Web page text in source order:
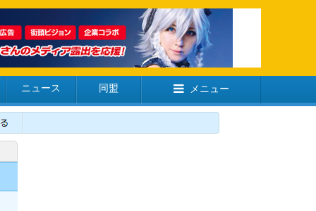
ニュース 同盟 メニュー